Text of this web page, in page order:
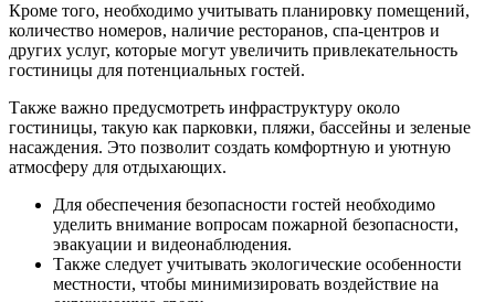
Кроме того, необходимо учитывать планировку помещений,
количество номеров, наличие ресторанов, спа-центров и
других услуг, которые могут увеличить привлекательность
гостиницы для потенциальных гостей.
Также важно предусмотреть инфраструктуру около
гостиницы, такую как парковки, пляжи, бассейны и зеленые
насаждения. Это позволит создать комфортную и уютную
атмосферу для отдыхающих.
Для обеспечения безопасности гостей необходимо
уделить внимание вопросам пожарной безопасности,
эвакуации и видеонаблюдения.
Также следует учитывать экологические особенности
местности, чтобы минимизировать воздействие на